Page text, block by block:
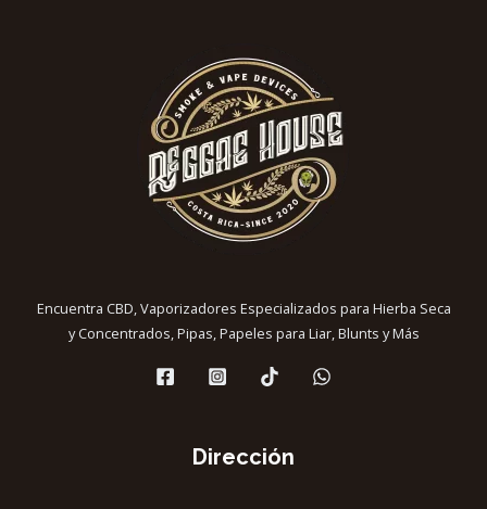
Encuentra CBD, Vaporizadores Especializados para Hierba Seca
y Concentrados, Pipas, Papeles para Liar, Blunts y Más
Dirección